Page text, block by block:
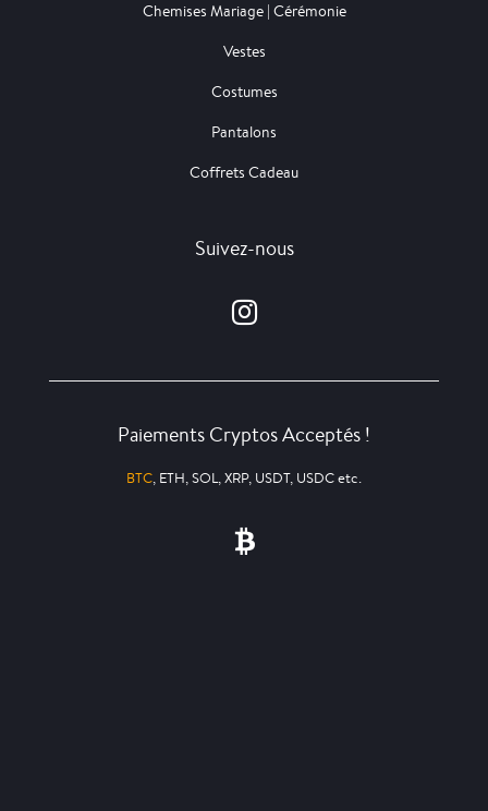
Chemises Mariage | Cérémonie
Vestes
Costumes
Pantalons
Coffrets Cadeau
Suivez-nous
Paiements Cryptos Acceptés !
BTC, ETH, SOL, XRP, USDT, USDC etc.